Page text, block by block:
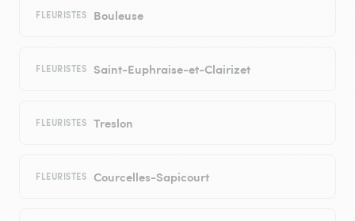
FLEURISTES Bouleuse
FLEURISTES Saint-Euphraise-et-Clairizet
FLEURISTES Treslon
FLEURISTES Courcelles-Sapicourt